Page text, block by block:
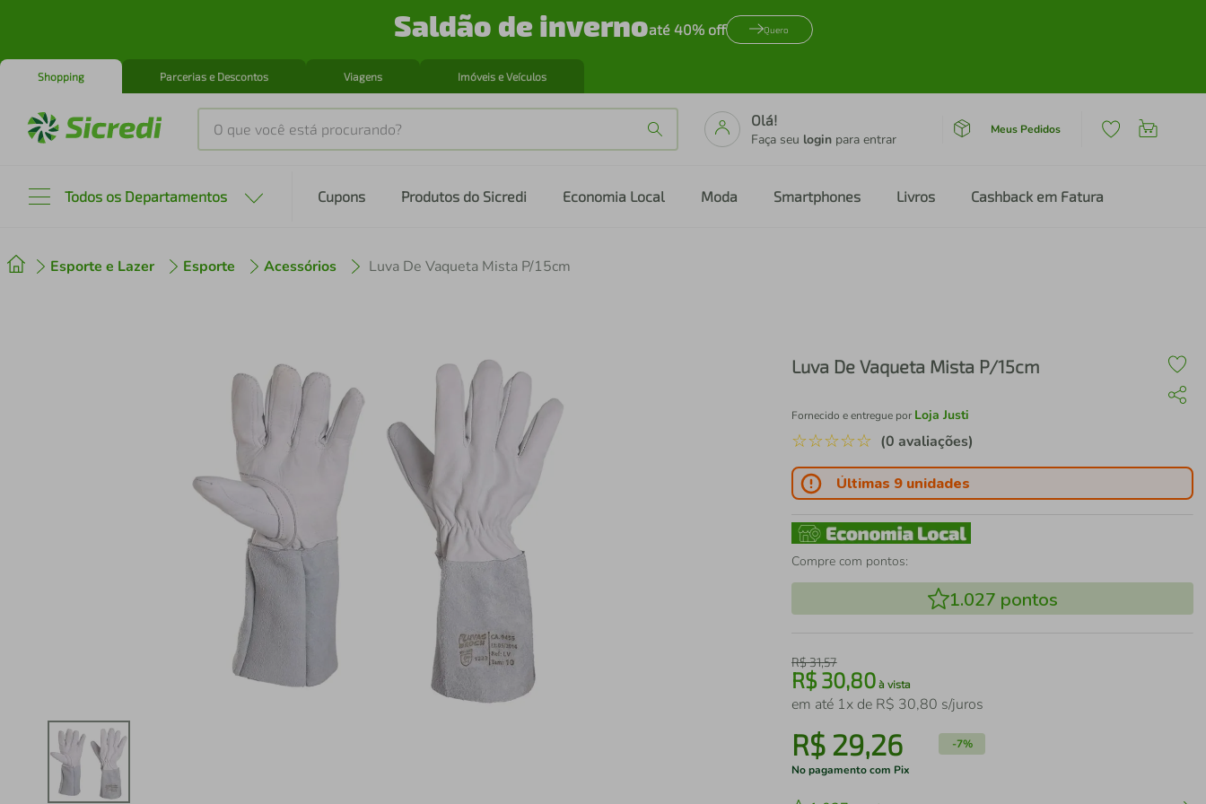
Saldão de invernoaté 40% off Quero
Shopping Parcerias e Descontos Viagens Imóveis e Veículos
O que você está procurando?
Olá!
Faça seu login para entrar
Meus Pedidos
Todos os Departamentos Cupons Produtos do Sicredi Economia Local Moda Smartphones Livros Cashback em Fatura
Esporte e Lazer Esporte Acessórios Luva De Vaqueta Mista P/15cm
Luva De Vaqueta Mista P/15cm
Fornecido e entregue por Loja Justi
☆☆☆☆☆ (0 avaliações)
Últimas 9 unidades
Compre com pontos:
1.027 pontos
R$31,57
R$30,80 à vista
em até 1x de R$ 30,80 s/juros
R$ 29,26 -7%
No pagamento com Pix
2 º cafeteira